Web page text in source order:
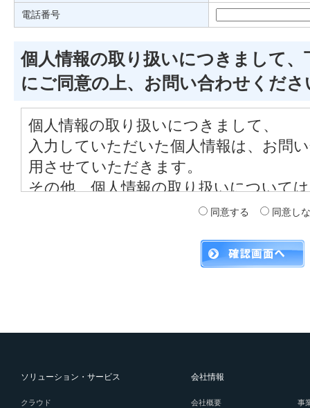
電話番号
個人情報の取り扱いにつきまして、
にご同意の上、お問い合わせくださ
個人情報の取り扱いにつきまして、
入力していただいた個人情報は、お問
用させていただきます。
その他、個人情報の取り扱いについて
の上、お問い合わせください。
1. 弊社の名称、住所、代表者の氏名
東京都品川区大崎1－11－2 ゲートシ
代表取締役 社⾧執行役員 亀井 貴裕
2. 個人情報の取得の目的
同意する 同意し
ソリューション・サービス
クラウド
会社情報
会社概要
事